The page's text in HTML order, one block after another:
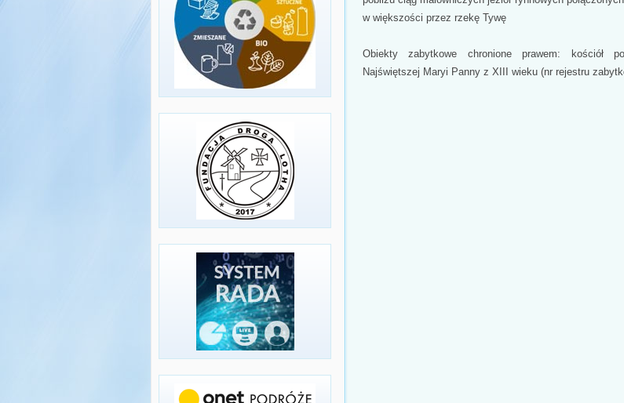
w większości przez rzekę Tywę
Obiekty zabytkowe chronione prawem: kościół
Najświętszej Maryi Panny z XIII wieku (nr rejestru